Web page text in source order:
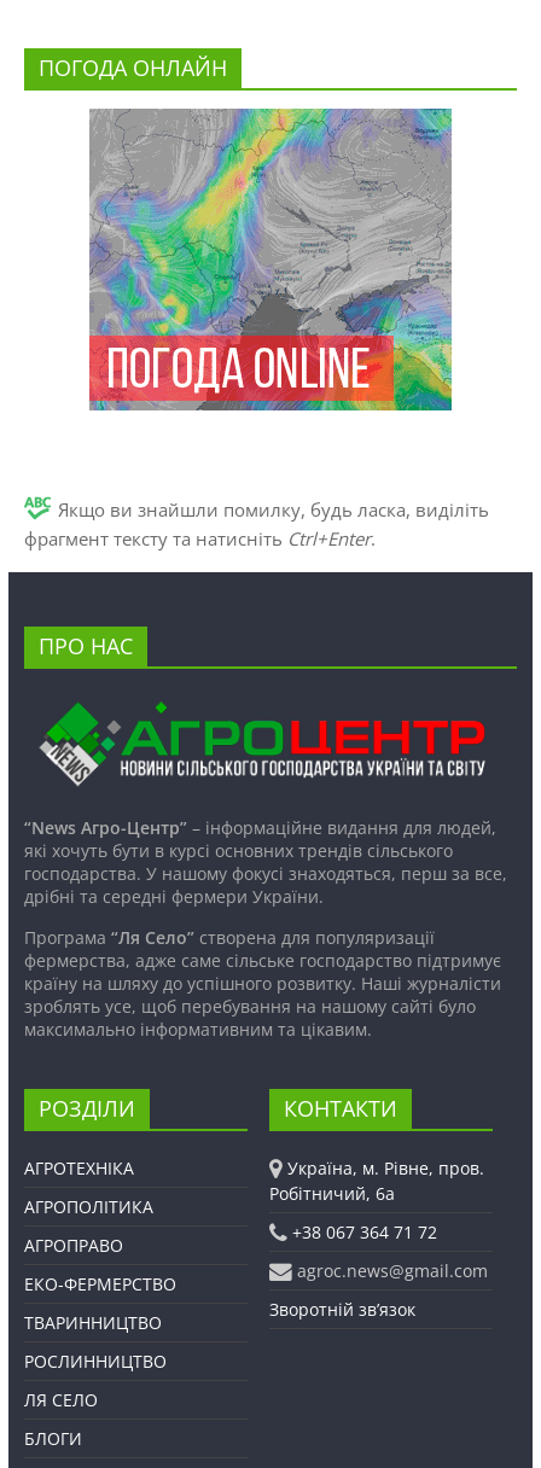
ПОГОДА ОНЛАЙН
Якщо ви знайшли помилку, будь ласка, виділіть
фрагмент тексту та натисніть Ctrl+Enter.
ПРО НАС
“News Агро-Центр”– інформаційне видання для людей,
які хочуть бути в курсі основних трендів сільського
господарства. У нашому фокусі знаходяться, перш за все,
дрібні та середні фермери України.
Програма “Ля Село”створена для популяризації
фермерства, адже саме сільське господарство підтримує
країну на шляху до успішного розвитку. Наші журналісти
зроблять усе, щоб перебування на нашому сайті було
максимально інформативним та цікавим.
РОЗДІЛИ
АГРОТЕХНІКА
АГРОПОЛІТИКА
АГРОПРАВО
ЕКО-ФЕРМЕРСТВО
ТВАРИННИЦТВО
РОСЛИННИЦТВО
ЛЯ СЕЛО
БЛОГИ
КОНТАКТИ
Україна, м. Рівне, пров.
Робітничий, 6а
+38 067 364 71 72
agroc.news@gmail.com
Зворотній зв’язок